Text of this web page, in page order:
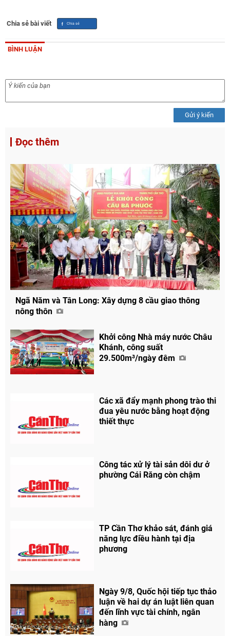
Chia sẻ bài viết
Facebook
BÌNH LUẬN
Gửi ý kiến
Đọc thêm
Ngã Năm và Tân Long: Xây dựng 8 cầu giao thông
nông thôn
Khởi công Nhà máy nước Châu
Khánh, công suất
29.500m³/ngày đêm
Các xã đẩy mạnh phong trào thi
đua yêu nước bằng hoạt động
thiết thực
Công tác xử lý tài sản dôi dư ở
phường Cái Răng còn chậm
TP Cần Thơ khảo sát, đánh giá
năng lực điều hành tại địa
phương
Ngày 9/8, Quốc hội tiếp tục thảo
luận về hai dự án luật liên quan
đến lĩnh vực tài chính, ngân
hàng